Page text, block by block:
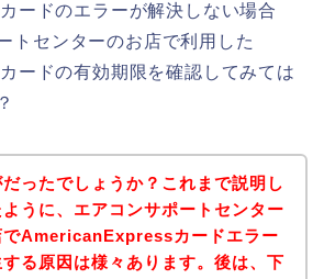
ードのエラーが解決しない場合
トセンターのお店で利用した
ードの有効期限を確認してみては
ったでしょうか？これまで説明し
うに、エアコンサポートセンター
でAmericanExpressカードエラー
る原因は様々あります。後は、下